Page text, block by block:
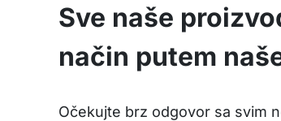
Sve naše
način putem
Očekujte brz odgovor sa svim